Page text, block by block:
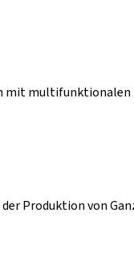
mit multifunktionalen
Produktion von